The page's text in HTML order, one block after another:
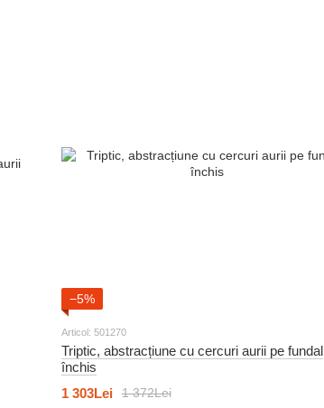
−5%
Articol: 501270
Triptic, abstracțiune cu cercuri aurii pe fundal
închis
1 372Lei
1 303Lei